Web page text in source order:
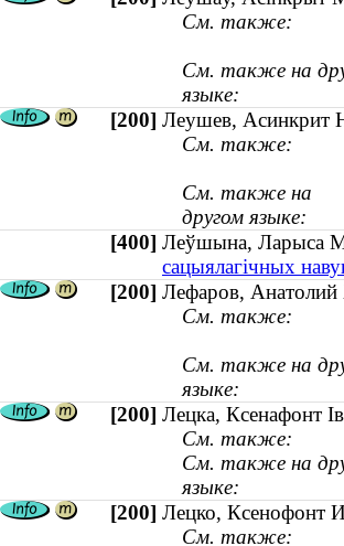
См. также:
См. также на
языке:
[200] Леушев, Асинкрит
См. также:
См. также на
другом языке:
[400] Леўшына, Ларыса
сацыялагічных
[200] Лефаров,
См. также:
См. также на
языке:
[200] Лецка, Ксенафонт
См. также:
См. также на
языке:
[200] Лецко, Ксенофонт
См. также: